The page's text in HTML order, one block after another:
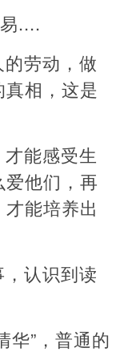
....
劳动，做
相，这是
能感受生
他们，再
能培养出
认识到读
华”，普通的